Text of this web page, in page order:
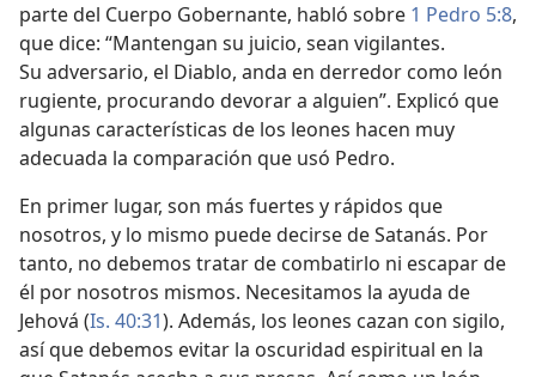
parte del Cuerpo Gobernante, habló sobre 1 Pedro 5:8,
que dice: “Mantengan su juicio, sean vigilantes.
Su adversario, el Diablo, anda en derredor como león
rugiente, procurando devorar a alguien”. Explicó que
algunas características de los leones hacen muy
adecuada la comparación que usó Pedro.
En primer lugar, son más fuertes y rápidos que
nosotros, y lo mismo puede decirse de Satanás. Por
tanto, no debemos tratar de combatirlo ni escapar de
él por nosotros mismos. Necesitamos la ayuda de
Jehová (Is. 40:31). Además, los leones cazan con sigilo,
así que debemos evitar la oscuridad espiritual en la